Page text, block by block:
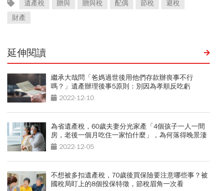
遺產稅 贈與 贈與稅 配偶 節稅
避稅
財產
延伸閱讀
繼承大哉問「爸媽過世後用他們存款辦喪事不行
嗎？」遺產辦理後事5原則：別因為孝順反吃虧
2022-12-10
為省遺產稅，60歲夫妻分光家產「4個孩子一人一間
房，老後一個月吃住一家怕什麼」，為何落得晚景淒
涼？2022-12-05
不想被多扣遺產稅，70歲後買保險要注意哪些事？被
國稅局盯上的8個投保特徵，節稅眉角一次看